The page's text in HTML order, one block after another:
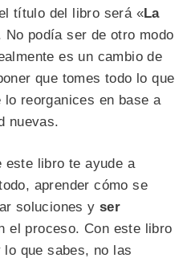
título del libro será «La
No podía ser de otro modo
es un cambio de
que tomes todo lo que
reorganices en base a
nuevas.
este libro te ayude a
aprender cómo se
soluciones y ser
el proceso. Con este libro
que sabes, no las